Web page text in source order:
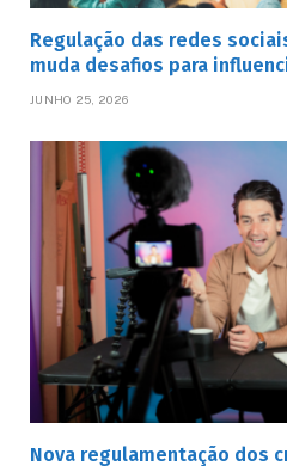
Regulação das redes
muda desafios para
JUNHO 25, 2026
Nova regulamentação dos